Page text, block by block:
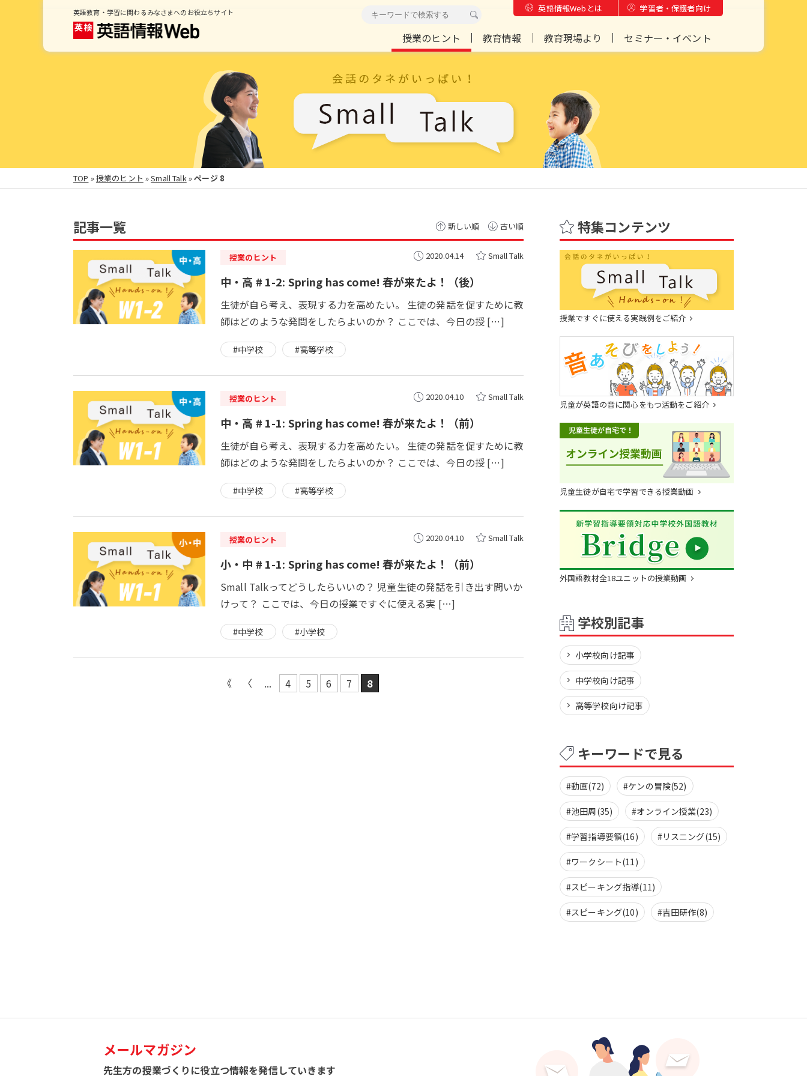
英語教育・学習に関わるみなさまへのお役立ちサイト 英語情報Webとは 学習者・保護者向け
授業のヒント 教育情報 教育現場より セミナー・イベント
TOP »授業のヒント »Small Talk»ページ 8
記事一覧 新しい順 古い順
授業のヒント Small Talk
2020.04.14
中・高 # 1-2: Spring has come! 春が来たよ！（後）
生徒が自ら考え、表現する力を高めたい。 生徒の発話を促すために教
師はどのような発問をしたらよいのか？ ここでは、今日の授 […]
#中学校 #高等学校
授業のヒント Small Talk
2020.04.10
中・高 # 1-1: Spring has come! 春が来たよ！（前）
生徒が自ら考え、表現する力を高めたい。 生徒の発話を促すために教
師はどのような発問をしたらよいのか？ ここでは、今日の授 […]
#中学校 #高等学校
授業のヒント Small Talk
2020.04.10
小・中 # 1-1: Spring has come! 春が来たよ！（前）
Small Talkってどうしたらいいの？ 児童生徒の発話を引き出す問いか
けって？ ここでは、今日の授業ですぐに使える実 […]
#中学校 #小学校
... 4 5 6 7 8
特集コンテンツ
授業ですぐに使える実践例をご紹介
児童が英語の音に関心をもつ活動をご紹介
児童生徒が自宅で学習できる授業動画
外国語教材全18ユニットの授業動画
学校別記事
小学校向け記事
中学校向け記事
高等学校向け記事
キーワードで見る
#動画(72) #ケンの冒険(52)
#池田周(35) #オンライン授業(23)
#学習指導要領(16) #リスニング(15)
#ワークシート(11)
#スピーキング指導(11)
#スピーキング(10) #吉田研作(8)
メールマガジン
先生方の授業づくりに役立つ情報を発信していきます